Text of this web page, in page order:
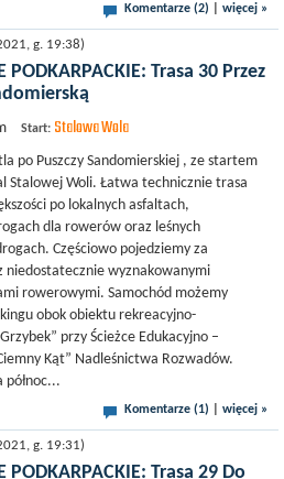
Komentarze (2) więcej »
g. 19:38)
PODKARPACKIE: Trasa 30 Przez
Start: Stalowa Wola
po Puszczy Sandomierskiej , ze startem
Stalowej Woli. Łatwa technicznie trasa
po lokalnych asfaltach,
dla rowerów oraz leśnych
Częściowo pojedziemy za
niedostatecznie wyznakowanymi
rowerowymi. Samochód możemy
obok obiektu rekreacyjno-
przy Ścieżce Edukacyjno –
Kąt” Nadleśnictwa Rozwadów.
północ...
Komentarze (1) więcej »
g. 19:31)
PODKARPACKIE: Trasa 29 Do